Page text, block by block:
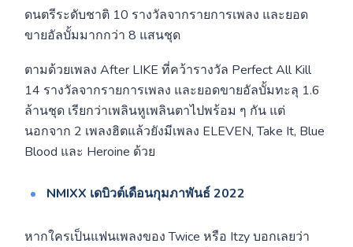
ดนตรีระดับชาติ 10 รางวัลจากรายการเพลง และยอด
ขายอัลบั้มมากกว่า 8 แสนชุด
ตามด้วยเพลง After LIKE ที่คว้ารางวัล Perfect All Kill
14 รางวัลจากรายการเพลง และยอดขายอัลบั้มทะลุ 1.6
ล้านชุด เรียกว่าเพลินหูเพลินตาไปพร้อม ๆ กัน แต่
นอกจาก 2 เพลงฮิตแล้วยังมีเพลง ELEVEN, Take It, Blue
Blood และ Heroine ด้วย
NMIXX เดบิวต์เดือนกุมภาพันธ์ 2022
หากใครเป็นแฟนเพลงของ Twice หรือ Itzy บอกเลยว่า